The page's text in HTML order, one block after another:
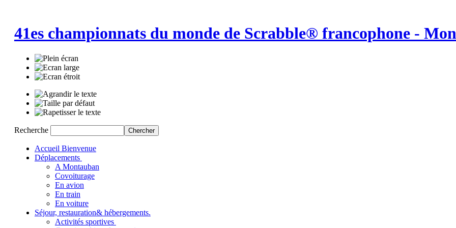
41es championnats du monde de Scrabble® francophone -
Recherche
Accueil Bienvenue
Déplacements
A Montauban
Covoiturage
En avion
En train
En voiture
Séjour, restauration& hébergements.
Activités sportives